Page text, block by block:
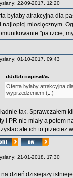
22-09-2017, 12:20
byłaby atrakcyjna dla
najlepiej miesięcznym.
"patrzcie,
01-10-2017, 09:43
dddbb napisał/a:
Oferta byłaby atrakcyjna
wyprzedzeniem (...)
tak. Sprawdzałem
i PR nie miały a potem
ale ich to przecież
21-01-2018, 17:30
na dzień dzisiejszy